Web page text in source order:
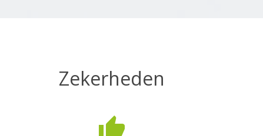
Zekerheden
thumb_up